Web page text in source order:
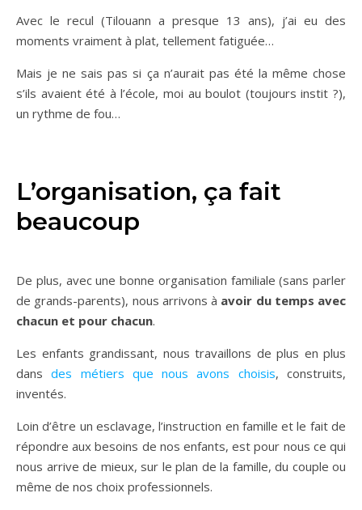
Avec le recul (Tilouann a presque 13 ans), j’ai eu des
moments vraiment à plat, tellement fatiguée…
Mais je ne sais pas si ça n’aurait pas été la même chose
s’ils avaient été à l’école, moi au boulot (toujours instit ?),
un rythme de fou…
L’organisation, ça fait
beaucoup
De plus, avec une bonne organisation familiale (sans parler
de grands-parents), nous arrivons à avoir du temps avec
chacun et pour chacun.
Les enfants grandissant, nous travaillons de plus en plus
dansdes métiers que nous avons choisis, construits,
inventés.
Loin d’être un esclavage, l’instruction en famille et le fait de
répondre aux besoins de nos enfants, est pour nous ce qui
nous arrive de mieux, sur le plan de la famille, du couple ou
même de nos choix professionnels.